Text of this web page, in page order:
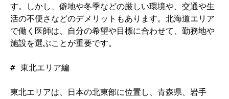
す。しかし、僻地や冬季などの厳しい環境や、交通や生
活の不便さなどのデメリットもあります。北海道エリア
で働く医師は、自分の希望や目標に合わせて、勤務地や
施設を選ぶことが重要です。
# 東北エリア編
東北エリアは、日本の北東部に位置し、青森県、岩手